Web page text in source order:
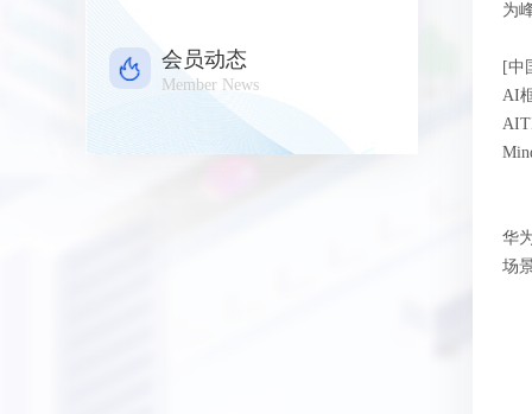
会员动态
Member News
为
[中
AI
华
场